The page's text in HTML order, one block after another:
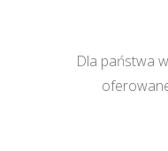
Dla państwa